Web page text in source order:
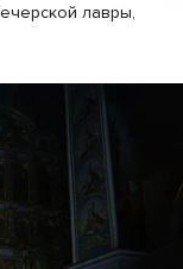
лавры,